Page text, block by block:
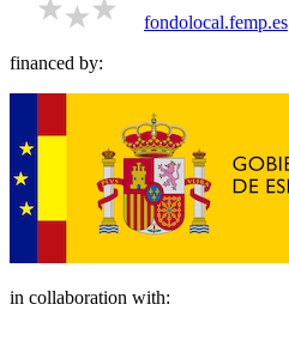
fondolocal.femp.es
financed by:
in collaboration with: